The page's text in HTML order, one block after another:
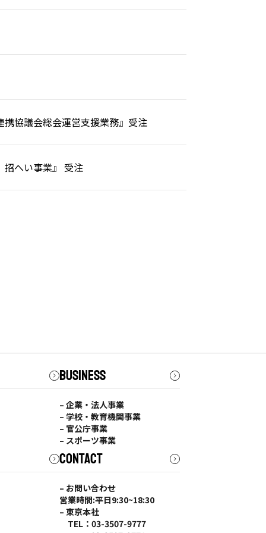
協議会総会運営支援業務』受注
招へい事業』 受注
BUSINESS
– 企業・法人事業
– 学校・教育機関事業
– 官公庁事業
– スポーツ事業
CONTACT
– お問い合わせ
営業時間:平日9:30~18:30
– 東京本社
TEL：03-3507-9777